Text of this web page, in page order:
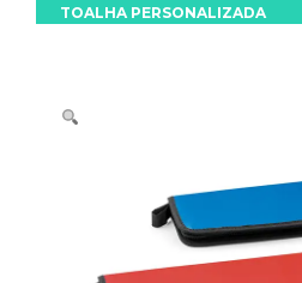
TOALHA PERSONALIZADA